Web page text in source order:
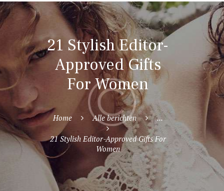
21 Stylish Editor-
Approved Gifts
For Women
Home Alle berichten ...
21 Stylish Editor-Approved Gifts For
Women